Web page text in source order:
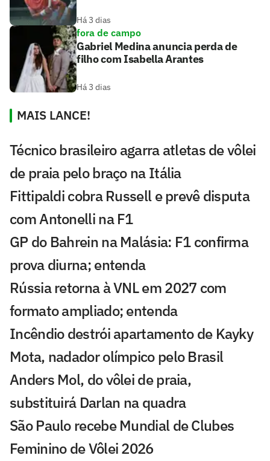
Há 3 dias
fora de campo
Gabriel Medina anuncia perda de
filho com Isabella Arantes
Há 3 dias
MAIS LANCE!
Técnico brasileiro agarra atletas de vôlei
de praia pelo braço na Itália
Fittipaldi cobra Russell e prevê disputa
com Antonelli na F1
GP do Bahrein na Malásia: F1 confirma
prova diurna; entenda
Rússia retorna à VNL em 2027 com
formato ampliado; entenda
Incêndio destrói apartamento de Kayky
Mota, nadador olímpico pelo Brasil
Anders Mol, do vôlei de praia,
substituirá Darlan na quadra
São Paulo recebe Mundial de Clubes
Feminino de Vôlei 2026